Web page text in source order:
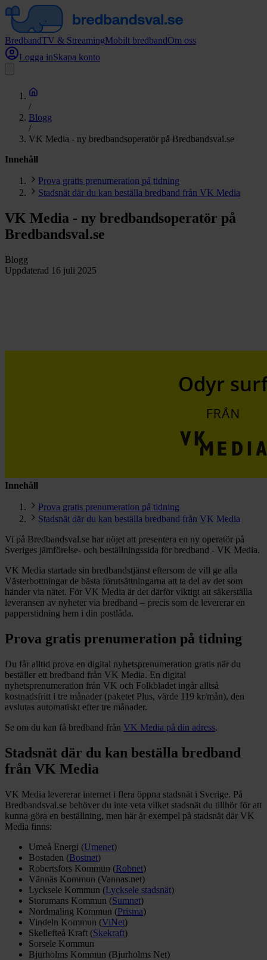
BredbandTV & StreamingMobilt bredbandOm oss
Logga inSkapa konto
/
Blogg
/
VK Media - ny bredbandsoperatör på Bredbandsval.se
Innehåll
Prova gratis prenumeration på tidning
Stadsnät där du kan beställa bredband från VK Media
VK Media - ny bredbandsoperatör på
Bredbandsval.se
Blogg
Uppdaterad 16 juli 2025
Innehåll
Prova gratis prenumeration på tidning
Stadsnät där du kan beställa bredband från VK Media
Vi på Bredbandsval.se har nöjet att presentera en ny operatör på
Sveriges jämförelse- och beställningssida för bredband - VK Media.
VK Media startade sin bredbandstjänst eftersom de vill ge alla
Västerbottningar de bästa förutsättningarna att ta del av det som
händer via nätet. För VK Media är det därför viktigt att säkerställa
leveransen av nyheter via bredband – precis som de levererar en
papperstidning hem i din postlåda.
Prova gratis prenumeration på tidning
Du får alltid prova en digital nyhetsprenumeration gratis när du
beställer ett bredband från VK Media. En digital
nyhetsprenumeration från VK och Folkbladet ingår alltså
kostnadsfritt i tre månader (paketet Plus, värde 119 kr/mån), den
avslutas automatiskt efter tre månader.
Se om du kan få bredband från VK Media på din adress.
Stadsnät där du kan beställa bredband
från VK Media
VK Media levererar internet i flera öppna stadsnät i Sverige. På
Bredbandsval.se behöver du inte veta vilket stadsnät du tillhör för att
kunna göra en beställning, men här är exempel på stadsnät där VK
Media finns:
Umeå Energi (Umenet)
Bostaden (Bostnet)
Robertsfors Kommun (Robnet)
Vännäs Kommun (Vannas.net)
Lycksele Kommun (Lycksele stadsnät)
Storumans Kommun (Sumnet)
Nordmaling Kommun (Prisma)
Vindeln Kommun (ViNet)
Skellefteå Kraft (Skekraft)
Sorsele Kommun
Bjurholms Kommun (Bjurholms Net)